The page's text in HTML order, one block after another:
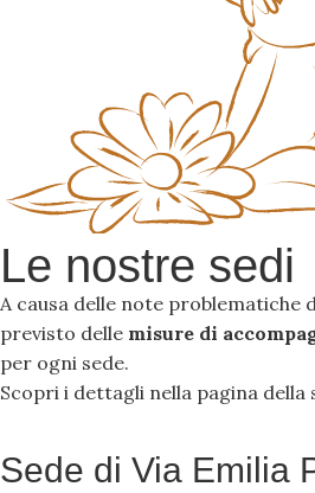
Le nostre sedi
A causa delle note problematiche
previsto delle misure di
per ogni sede.
Scopri i dettagli nella pagina della
Sede di Via Emilia